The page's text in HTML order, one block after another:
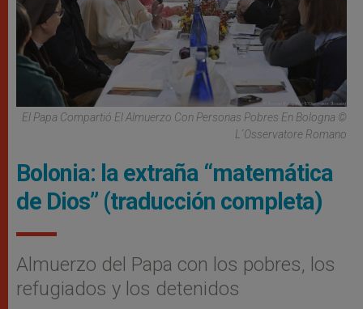
El Papa Compartió El Almuerzo Con Personas Pobres En Bologna ©
L´Osservatore Romano
Bolonia: la extraña “matemática
de Dios” (traducción completa)
Almuerzo del Papa con los pobres, los
refugiados y los detenidos